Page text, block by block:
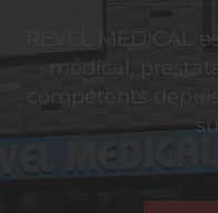
REVEL MEDICAL
médical,
compétents